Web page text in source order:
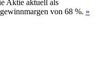
Aktie aktuell als
von 68 %. »